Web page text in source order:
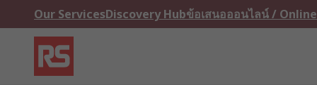
Our ServicesDiscovery Hubข้อเสนอออนไลน์ /